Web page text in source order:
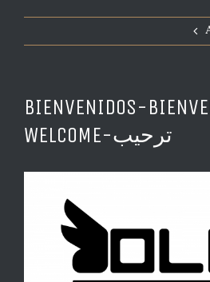
BIENVENIDOS-
WELCOME-ترحيب
imagen